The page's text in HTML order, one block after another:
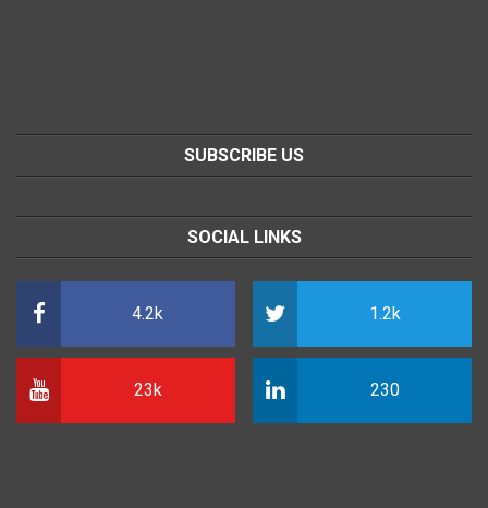
SUBSCRIBE US
SOCIAL LINKS
4.2k 1.2k
23k 230